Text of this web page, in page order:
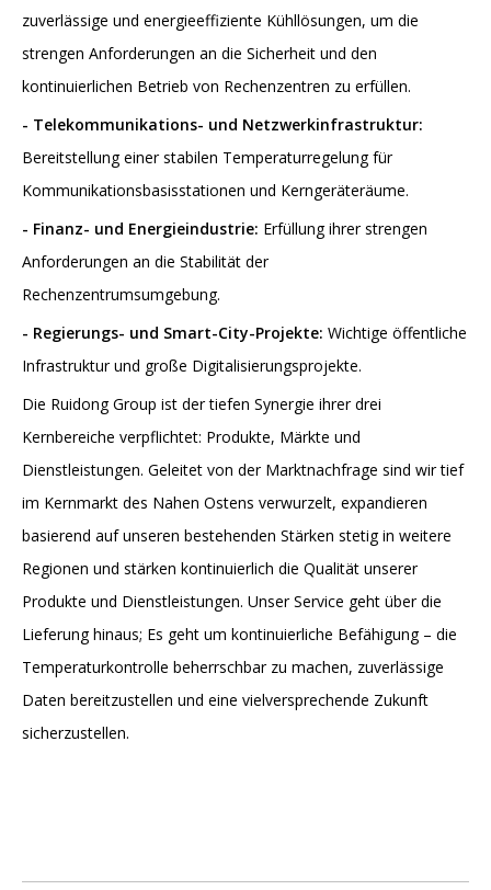
zuverlässige und energieeffiziente Kühllösungen, um die
strengen Anforderungen an die Sicherheit und den
kontinuierlichen Betrieb von Rechenzentren zu erfüllen.
- Telekommunikations- und Netzwerkinfrastruktur:
Bereitstellung einer stabilen Temperaturregelung für
Kommunikationsbasisstationen und Kerngeräteräume.
- Finanz- und Energieindustrie: Erfüllung ihrer strengen
Anforderungen an die Stabilität der
Rechenzentrumsumgebung.
- Regierungs- und Smart-City-Projekte: Wichtige öffentliche
Infrastruktur und große Digitalisierungsprojekte.
Die Ruidong Group ist der tiefen Synergie ihrer drei
Kernbereiche verpflichtet: Produkte, Märkte und
Dienstleistungen. Geleitet von der Marktnachfrage sind wir tief
im Kernmarkt des Nahen Ostens verwurzelt, expandieren
basierend auf unseren bestehenden Stärken stetig in weitere
Regionen und stärken kontinuierlich die Qualität unserer
Produkte und Dienstleistungen. Unser Service geht über die
Lieferung hinaus; Es geht um kontinuierliche Befähigung – die
Temperaturkontrolle beherrschbar zu machen, zuverlässige
Daten bereitzustellen und eine vielversprechende Zukunft
sicherzustellen.